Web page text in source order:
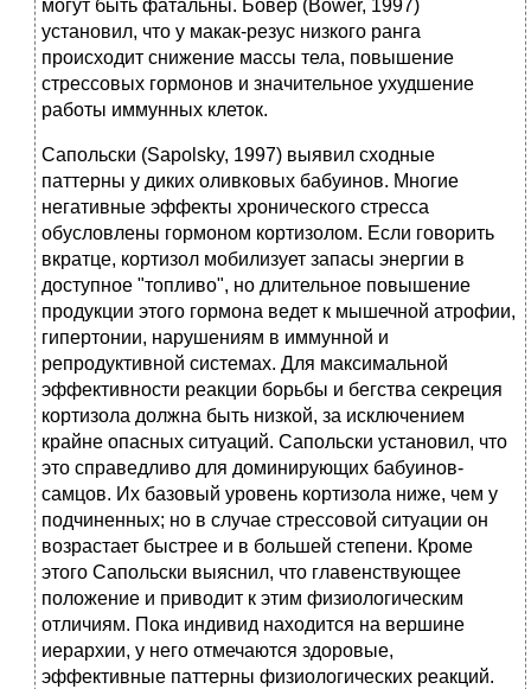
могут быть фатальны. Бовер (Bower, 1997)
установил, что у макак-резус низкого ранга
происходит снижение массы тела, повышение
стрессовых гормонов и значительное ухудшение
работы иммунных клеток.
Сапольски (Sapolsky, 1997) выявил сходные
паттерны у диких оливковых бабуинов. Многие
негативные эффекты хронического стресса
обусловлены гормоном кортизолом. Если говорить
вкратце, кортизол мобилизует запасы энергии в
доступное "топливо", но длительное повышение
продукции этого гормона ведет к мышечной атрофии,
гипертонии, нарушениям в иммунной и
репродуктивной системах. Для максимальной
эффективности реакции борьбы и бегства секреция
кортизола должна быть низкой, за исключением
крайне опасных ситуаций. Сапольски установил, что
это справедливо для доминирующих бабуинов-
самцов. Их базовый уровень кортизола ниже, чем у
подчиненных; но в случае стрессовой ситуации он
возрастает быстрее и в большей степени. Кроме
этого Сапольски выяснил, что главенствующее
положение и приводит к этим физиологическим
отличиям. Пока индивид находится на вершине
иерархии, у него отмечаются здоровые,
эффективные паттерны физиологических реакций.